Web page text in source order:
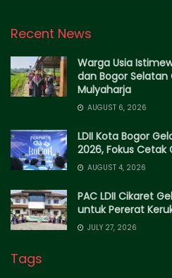
Recent News
Warga Usia
dan Bogor
Mulyaharja
AUGUST 6, 2026
LDII Kota Bogor
2026, Fokus Cetak
AUGUST 4, 2026
PAC LDII Cikaret
untuk Pererat
JULY 27, 2026
Tags